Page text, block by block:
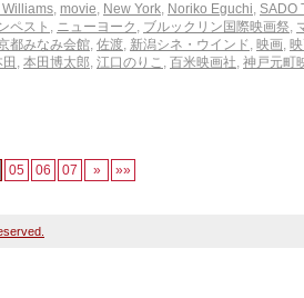
, movie, New York, Noriko Eguchi, SADO
ペスト , ニューヨーク , ブルックリン国際映画祭,
都みなみ会館, 佐渡, 新潟シネ・ウインド, 映画,
, 本田博太郎, 江口のりこ , 百米映画社, 神戸元町
05 06 07 » »»